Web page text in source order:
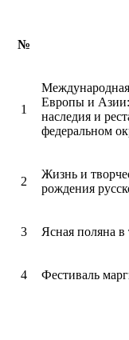
№
1
Международная
Европы и Азии:
наследия и
федеральном
2
Жизнь и
рождения
3 Ясная поляна
4 Фестиваль